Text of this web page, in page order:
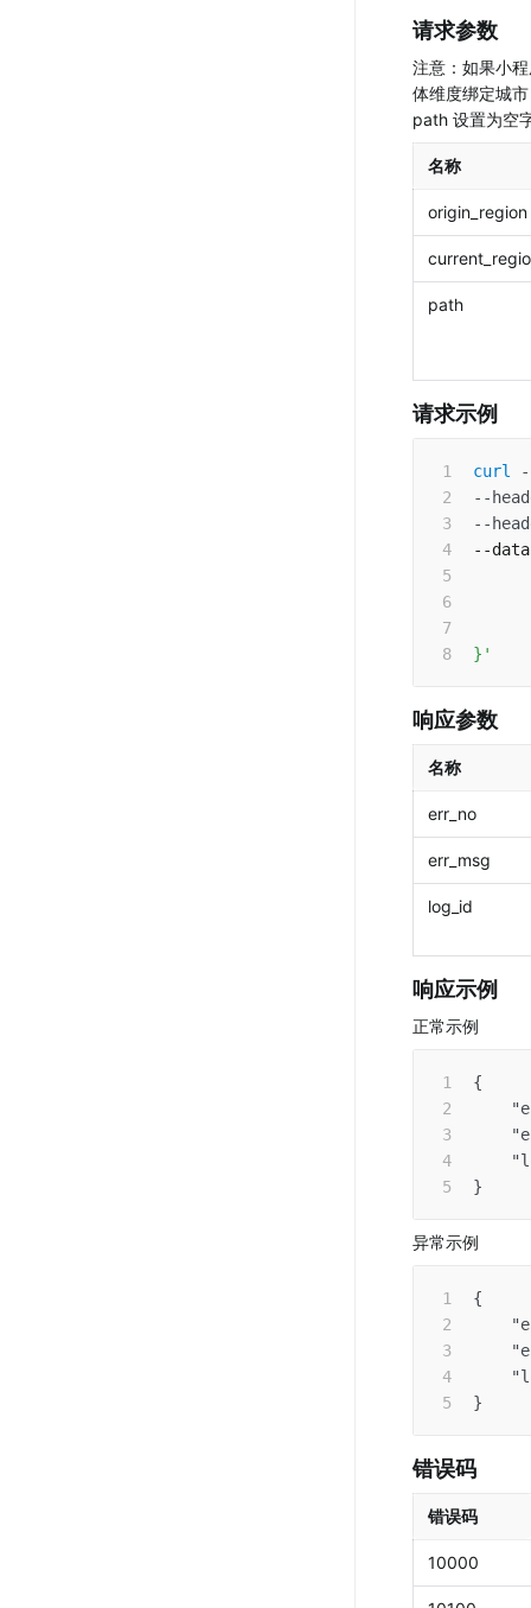
请求参数
注意：如果小
体维度绑定城
path 设置为空
名称
origin_region
path
请求示例
curl
--
--
--
}'
响应参数
名称
err_no
err_msg
log_id
响应示例
正常示例
{
}
异常示例
{
}
错误码
错误码
10000